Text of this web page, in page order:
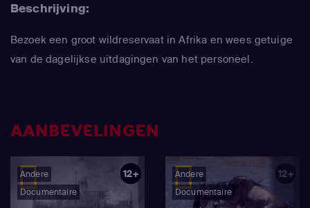
Beschrijving:
Bezoek een groot wildreservaat in Afrika en wees getuige
van de dagelijkse uitdagingen van het personeel.
AANBEVELINGEN
Andere
Documentaire
12+
Andere
Documentaire
12+